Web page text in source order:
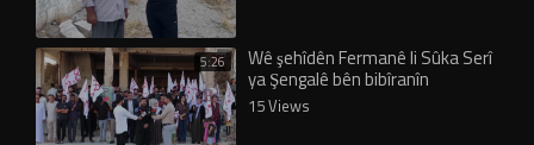
5:26 Wê şehîdên Fermanê li Sûka Serî
ya Şengalê bên bibîranîn
15 Views